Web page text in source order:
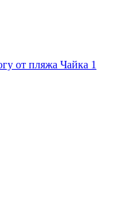
от пляжа Чайка 1